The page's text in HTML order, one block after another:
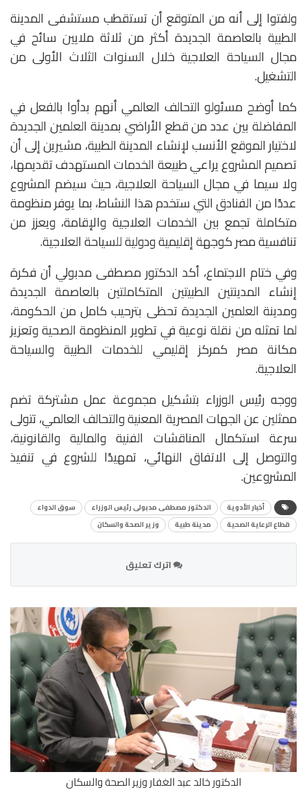
ولفتوا إلى أنه من المتوقع أن تستقطب مستشفى المدينة
الطبية بالعاصمة الجديدة أكثر من ثلاثة ملايين سائح في
مجال السياحة العلاجية خلال السنوات الثلاث الأولى من
التشغيل.
كما أوضح مسئولو التحالف العالمي أنهم بدأوا بالفعل في
المفاضلة بين عدد من قطع الأراضي بمدينة العلمين الجديدة
لاختيار الموقع الأنسب لإنشاء المدينة الطبية، مشيرين إلى أن
تصميم المشروع يراعي طبيعة الخدمات المستهدف تقديمها،
ولا سيما في مجال السياحة العلاجية، حيث سيضم المشروع
عددًا من الفنادق التي ستخدم هذا النشاط، بما يوفر منظومة
متكاملة تجمع بين الخدمات العلاجية والإقامة، ويعزز من
تنافسية مصر كوجهة إقليمية ودولية للسياحة العلاجية.
وفي ختام الاجتماع، أكد الدكتور مصطفى مدبولي أن فكرة
إنشاء المدينتين الطبيتين المتكاملتين بالعاصمة الجديدة
ومدينة العلمين الجديدة تحظى بترحيب كامل من الحكومة،
لما تمثله من نقلة نوعية في تطوير المنظومة الصحية وتعزيز
مكانة مصر كمركز إقليمي للخدمات الطبية والسياحة
العلاجية.
ووجه رئيس الوزراء بتشكيل مجموعة عمل مشتركة تضم
ممثلين عن الجهات المصرية المعنية والتحالف العالمي، تتولى
سرعة استكمال المناقشات الفنية والمالية والقانونية،
والتوصل إلى الاتفاق النهائي، تمهيدًا للشروع في تنفيذ
المشروعين.
أخبار الأدوية الدكتور مصطفى مدبولى رئيس الوزراء
سوق الدواء
قطاع الرعاية الصحية
مدينة طبية وزير الصحة والسكان
اترك تعليق
الدكتور خالد عبد الغفار وزير الصحة والسكان